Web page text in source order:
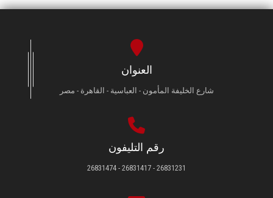
العنوان
شارع الخليفة المأمون - العباسية - القاهرة - مصر
رقم التليفون
26831231 - 26831417 - 26831474